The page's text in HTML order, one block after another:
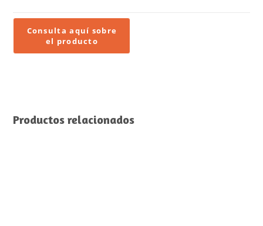
Productos relacionados